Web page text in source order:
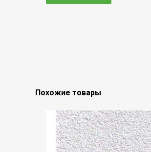
Похожие товары